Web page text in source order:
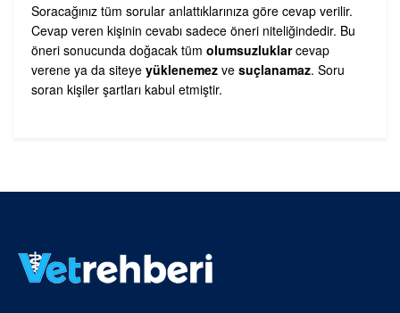
Soracağınız tüm sorular anlattıklarınıza göre cevap verilir.
Cevap veren kişinin cevabı sadece öneri niteliğindedir. Bu
öneri sonucunda doğacak tüm olumsuzluklarcevap
verene ya da siteye yüklenemez ve suçlanamaz. Soru
soran kişiler şartları kabul etmiştir.